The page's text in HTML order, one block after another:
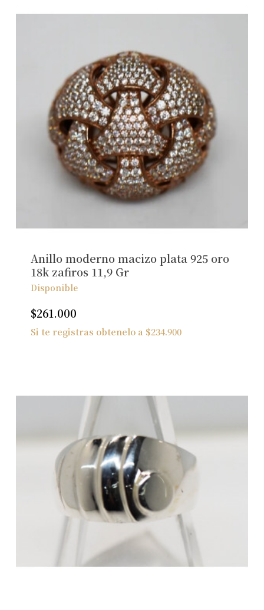
Ver Joyas
Anillo moderno macizo plata 925 oro
18k zafiros 11,9 Gr
Disponible
$261.000
Si te registras obtenelo a $234.900